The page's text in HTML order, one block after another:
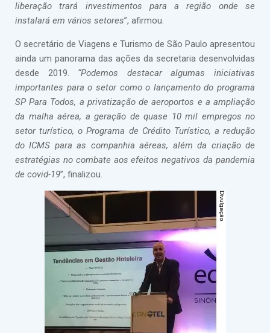
liberação trará investimentos para a região onde se
instalará em vários setores”, afirmou.
O secretário de Viagens e Turismo de São Paulo apresentou
ainda um panorama das ações da secretaria desenvolvidas
desde 2019. “Podemos destacar algumas iniciativas
importantes para o setor como o lançamento do programa
SP Para Todos, a privatização de aeroportos e a ampliação
da malha aérea, a geração de quase 10 mil empregos no
setor turístico, o Programa de Crédito Turístico, a redução
do ICMS para as companhia aéreas, além da criação de
estratégias no combate aos efeitos negativos da pandemia
de covid-19”, finalizou.